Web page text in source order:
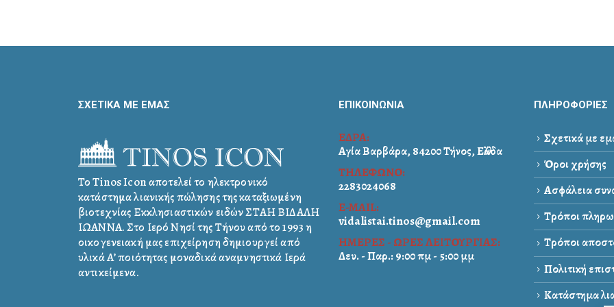
ΣΧΕΤΙΚΑ ΜΕ ΕΜΑΣ
Το Tinos Icon αποτελεί το ηλεκτρονικό
κατάστημα λιανικής πώλησης της καταξιωμένη
βιοτεχνίας Εκκλησιαστικών ειδών ΣΤΑΗ ΒΙΔΑΛΗ
ΙΩΑΝΝΑ. Στο Ιερό Νησί της Τήνου από το 1993 η
οικογενειακή μας επιχείρηση δημιουργεί από
υλικά Α’ ποιότητας μοναδικά αναμνηστικά Ιερά
αντικείμενα.
ΕΠΙΚΟΙΝΩΝΙΑ
ΕΔΡΑ:
Αγία Βαρβάρα, 84200 Τήνος, Ελλάδα
ΤΗΛΕΦΩΝΟ:
2283024068
E-MAIL:
vidalistai.tinos@gmail.com
ΗΜΕΡΕΣ - ΩΡΕΣ ΛΕΙΤΟΥΡΓΙΑΣ:
Δευ. - Παρ.: 9:00 πμ - 5:00 μμ
ΠΛΗΡΟΦΟΡΙΕΣ
Σχετικά με
Όροι χρήσης
Ασφάλεια
Τρόποι
Τρόποι
Πολιτική
Κατάστημα